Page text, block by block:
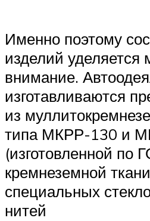
Именно поэтому
изделий уделяется
внимание.
изготавливаются
из
типа МКРР-130 и
(изготовленной по
кремнеземной
специальных
нитей